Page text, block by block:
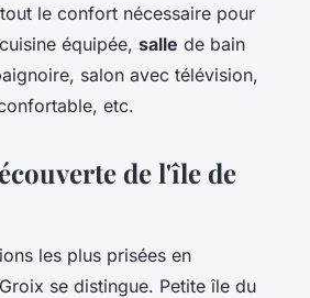
le confort nécessaire pour
équipée, salle de bain
salon avec télévision,
etc.
de l'île de
les plus prisées en
se distingue. Petite île du